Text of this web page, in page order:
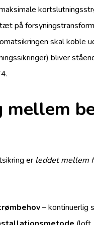
på
skal koble
bliver
er leddet mellem
– kontinuerlig